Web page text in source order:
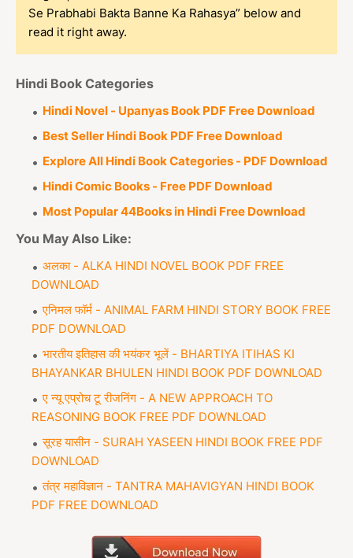
Se Prabhabi Bakta Banne Ka Rahasya” below and
read it right away.
Hindi Book Categories
Hindi Novel - Upanyas Book PDF Free Download
Best Seller Hindi Book PDF Free Download
Explore All Hindi Book Categories - PDF Download
Hindi Comic Books - Free PDF Download
Most Popular 44Books in Hindi Free Download
You May Also Like:
अलका - ALKA HINDI NOVEL BOOK PDF FREE
DOWNLOAD
एनिमल फॉर्म - ANIMAL FARM HINDI STORY BOOK FREE
PDF DOWNLOAD
भारतीय इतिहास की भयंकर भूलें - BHARTIYA ITIHAS KI
BHAYANKAR BHULEN HINDI BOOK PDF DOWNLOAD
ए न्यू एप्रोच टू रीजनिंग - A NEW APPROACH TO
REASONING BOOK FREE PDF DOWNLOAD
सूरह यासीन - SURAH YASEEN HINDI BOOK FREE PDF
DOWNLOAD
तंत्र महाविज्ञान - TANTRA MAHAVIGYAN HINDI BOOK
PDF FREE DOWNLOAD